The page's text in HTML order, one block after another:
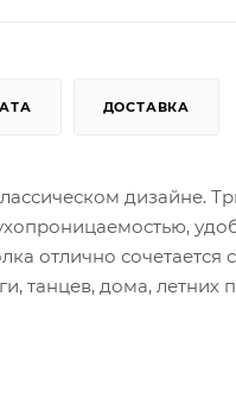
ДОСТАВКА
дизайне.
отлично
танцев, дома, летних